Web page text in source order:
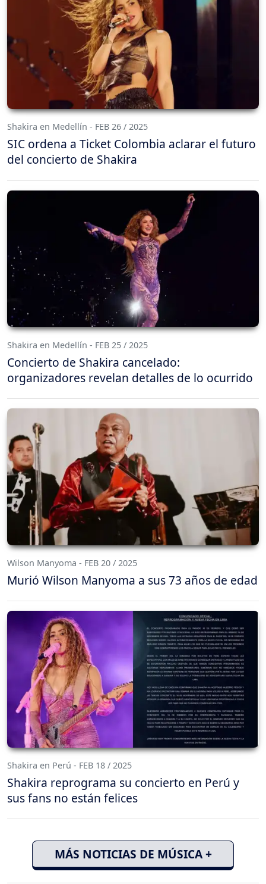
Shakira en Medellín - FEB 26 / 2025
SIC ordena a Ticket Colombia aclarar el futuro
del concierto de Shakira
Shakira en Medellín - FEB 25 / 2025
Concierto de Shakira cancelado:
organizadores revelan detalles de lo ocurrido
Wilson Manyoma - FEB 20 / 2025
Murió Wilson Manyoma a sus 73 años de edad
Shakira en Perú - FEB 18 / 2025
Shakira reprograma su concierto en Perú y
sus fans no están felices
MÁS NOTICIAS DE MÚSICA +